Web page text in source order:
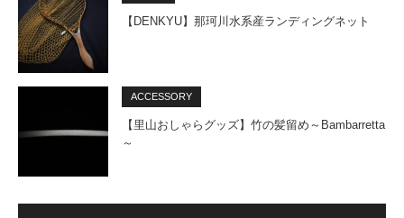
【DENKYU】那珂川水系産ランディングネット
ACCESSORY
【里山おしゃらグッズ】竹の髪留め～Bambarretta
～